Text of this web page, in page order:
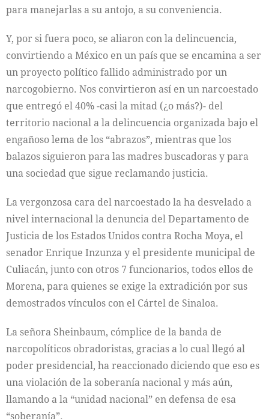
para manejarlas a su antojo, a su conveniencia.
Y, por si fuera poco, se aliaron con la delincuencia,
convirtiendo a México en un país que se encamina a ser
un proyecto político fallido administrado por un
narcogobierno. Nos convirtieron así en un narcoestado
que entregó el 40% -casi la mitad (¿o más?)- del
territorio nacional a la delincuencia organizada bajo el
engañoso lema de los “abrazos”, mientras que los
balazos siguieron para las madres buscadoras y para
una sociedad que sigue reclamando justicia.
La vergonzosa cara del narcoestado la ha desvelado a
nivel internacional la denuncia del Departamento de
Justicia de los Estados Unidos contra Rocha Moya, el
senador Enrique Inzunza y el presidente municipal de
Culiacán, junto con otros 7 funcionarios, todos ellos de
Morena, para quienes se exige la extradición por sus
demostrados vínculos con el Cártel de Sinaloa.
La señora Sheinbaum, cómplice de la banda de
narcopolíticos obradoristas, gracias a lo cual llegó al
poder presidencial, ha reaccionado diciendo que eso es
una violación de la soberanía nacional y más aún,
llamando a la “unidad nacional” en defensa de esa
“soberanía”.